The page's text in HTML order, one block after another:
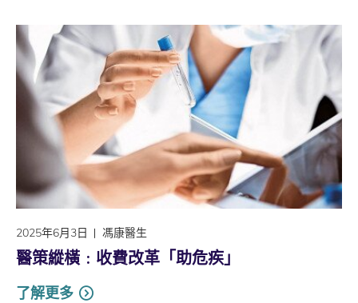
2025年6月3日 馮康醫生
醫策縱橫﹕收費改革「助危疾」
了解更多